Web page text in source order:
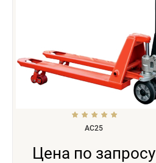
АС25
Цена по запросу